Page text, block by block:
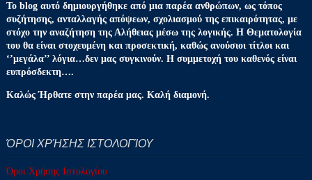
Το blog αυτό δημιουργήθηκε από μια παρέα ανθρώπων, ως τόπος
συζήτησης, ανταλλαγής απόψεων, σχολιασμού της επικαιρότητας, με
στόχο την αναζήτηση της Αλήθειας μέσω της λογικής. Η Θεματολογία
του θα είναι στοχευμένη και προσεκτική, καθώς ανούσιοι τίτλοι και
‘’μεγάλα’’ λόγια…δεν μας συγκινούν. Η συμμετοχή του καθενός είναι
ευπρόσδεκτη….
Καλώς Ήρθατε στην παρέα μας. Καλή διαμονή.
ΌΡΟΙ ΧΡΉΣΗΣ ΙΣΤΟΛΟΓΊΟΥ
Όροι Χρήσης Ιστολογίου